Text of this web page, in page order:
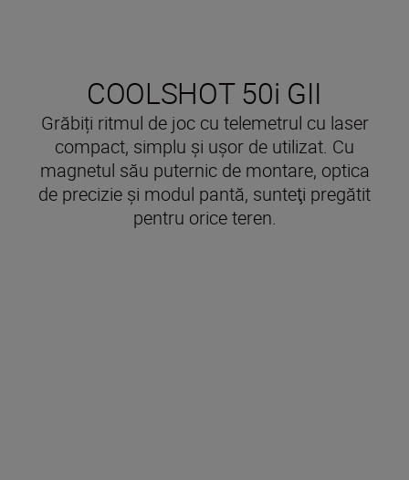
COOLSHOT 50i GII
Grăbiți ritmul de joc cu telemetrul cu laser
compact, simplu și ușor de utilizat. Cu
magnetul său puternic de montare, optica
de precizie şi modul pantă, sunteţi pregătit
pentru orice teren.